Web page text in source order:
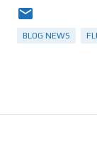
BLOG NEWS